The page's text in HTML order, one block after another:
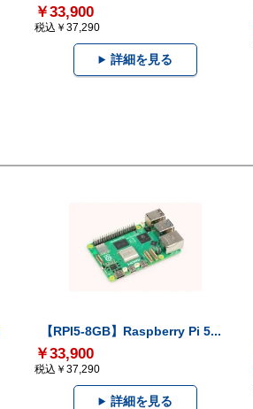
￥33,900
税込￥37,290
詳細を見る
【RPI5-8GB】Raspberry Pi 5...
￥33,900
税込￥37,290
詳細を見る